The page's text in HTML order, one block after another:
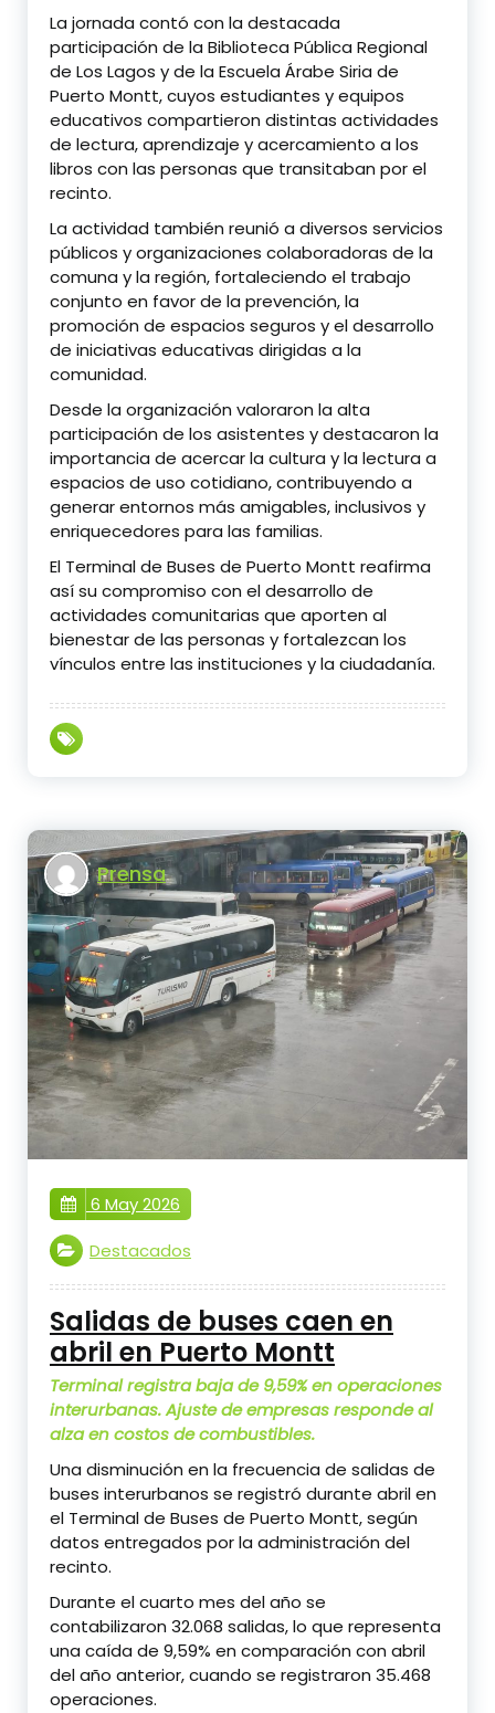
La jornada contó con la destacada
participación de la Biblioteca Pública Regional
de Los Lagos y de la Escuela Árabe Siria de
Puerto Montt, cuyos estudiantes y equipos
educativos compartieron distintas actividades
de lectura, aprendizaje y acercamiento a los
libros con las personas que transitaban por el
recinto.
La actividad también reunió a diversos servicios
públicos y organizaciones colaboradoras de la
comuna y la región, fortaleciendo el trabajo
conjunto en favor de la prevención, la
promoción de espacios seguros y el desarrollo
de iniciativas educativas dirigidas a la
comunidad.
Desde la organización valoraron la alta
participación de los asistentes y destacaron la
importancia de acercar la cultura y la lectura a
espacios de uso cotidiano, contribuyendo a
generar entornos más amigables, inclusivos y
enriquecedores para las familias.
El Terminal de Buses de Puerto Montt reafirma
así su compromiso con el desarrollo de
actividades comunitarias que aporten al
bienestar de las personas y fortalezcan los
vínculos entre las instituciones y la ciudadanía.
Prensa
6 May 2026
Destacados
Salidas de buses caen en
abril en Puerto Montt
Terminal registra baja de 9,59% en operaciones
interurbanas. Ajuste de empresas responde al
alza en costos de combustibles.
Una disminución en la frecuencia de salidas de
buses interurbanos se registró durante abril en
el Terminal de Buses de Puerto Montt, según
datos entregados por la administración del
recinto.
Durante el cuarto mes del año se
contabilizaron 32.068 salidas, lo que representa
una caída de 9,59% en comparación con abril
del año anterior, cuando se registraron 35.468
operaciones.